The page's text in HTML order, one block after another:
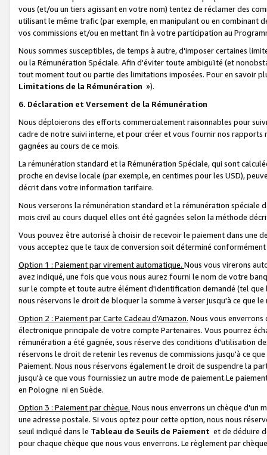
vous (et/ou un tiers agissant en votre nom) tentez de réclamer des
utilisant le même trafic (par exemple, en manipulant ou en combinant
vos commissions et/ou en mettant fin à votre participation au
Nous sommes susceptibles, de temps à autre, d'imposer certaines
ou la Rémunération Spéciale. Afin d'éviter toute ambiguïté (et
tout moment tout ou partie des limitations imposées. Pour en savoir
Limitations de la Rémunération »).
6. Déclaration et Versement de la Rémunération
Nous déploierons des efforts commercialement raisonnables pour
cadre de notre suivi interne, et pour créer et vous fournir nos
gagnées au cours de ce mois.
La rémunération standard et la Rémunération Spéciale, qui sont
proche en devise locale (par exemple, en centimes pour les USD),
décrit dans votre information tarifaire.
Nous verserons la rémunération standard et la rémunération spéciale
mois civil au cours duquel elles ont été gagnées selon la méthode
Vous pouvez être autorisé à choisir de recevoir le paiement dans une
vous acceptez que le taux de conversion soit déterminé
Option 1 : Paiement par virement automatique. Nous vous virerons
avez indiqué, une fois que vous nous aurez fourni le nom de votre
sur le compte et toute autre élément d'identification demandé (tel que
nous réservons le droit de bloquer la somme à verser jusqu'à ce que
Option 2 : Paiement par Carte Cadeau d’Amazon. Nous vous
électronique principale de votre compte Partenaires. Vous pourrez
rémunération a été gagnée, sous réserve des conditions d'utilisation
réservons le droit de retenir les revenus de commissions jusqu'à ce
Paiement. Nous nous réservons également le droit de suspendre la
jusqu'à ce que vous fournissiez un autre mode de paiement.Le
en Pologne ni en Suède.
Option 3 : Paiement par chèque. Nous nous enverrons un chèque d'un
une adresse postale. Si vous optez pour cette option, nous nous
seuil indiqué dans le Tableau de Seuils de Paiement et de déduire
pour chaque chèque que nous vous enverrons. Le règlement par